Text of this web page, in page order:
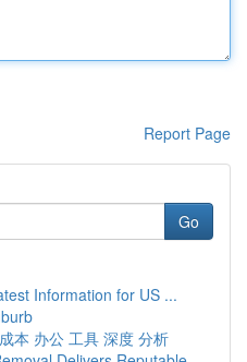
Report Page
Go
Information for US ...
本 办公 工具 深度 分析